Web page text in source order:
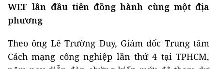
WEF lần đầu tiên đồng hành cùng một địa
phương
Theo ông Lê Trường Duy, Giám đốc Trung tâm
Cách mạng công nghiệp lần thứ 4 tại TPHCM,